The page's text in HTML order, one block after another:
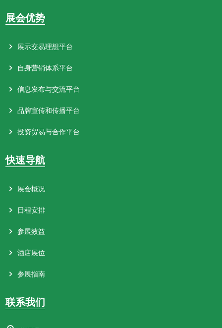
展会优势
展示交易理想平台
自身营销体系平台
信息发布与交流平台
品牌宣传和传播平台
投资贸易与合作平台
快速导航
展会概况
日程安排
参展效益
酒店展位
参展指南
联系我们